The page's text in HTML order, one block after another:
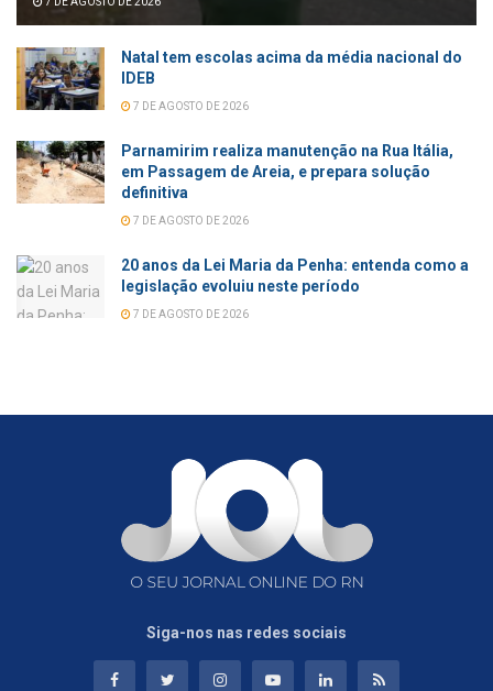
Natal tem escolas acima da média nacional do
IDEB
7 DE AGOSTO DE 2026
Parnamirim realiza manutenção na Rua Itália,
em Passagem de Areia, e prepara solução
definitiva
7 DE AGOSTO DE 2026
20 anos da Lei Maria da Penha: entenda como a
legislação evoluiu neste período
7 DE AGOSTO DE 2026
Siga-nos nas redes sociais